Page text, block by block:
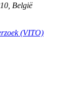
België
(VITO)